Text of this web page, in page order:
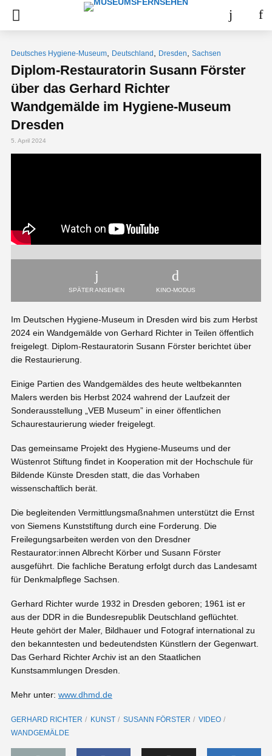
Deutsches Hygiene-Museum Deutschland Dresden Sachsen
Diplom-Restauratorin Susann Förster
über das Gerhard Richter
Wandgemälde im Hygiene-Museum
Dresden
5. April 2024
SPÄTER ANSEHEN KINO-MODUS
Im Deutschen Hygiene-Museum in Dresden wird bis zum Herbst
2024 ein Wandgemälde von Gerhard Richter in Teilen öffentlich
freigelegt. Diplom-Restauratorin Susann Förster berichtet über
die Restaurierung.
Einige Partien des Wandgemäldes des heute weltbekannten
Malers werden bis Herbst 2024 wahrend der Laufzeit der
Sonderausstellung „VEB Museum” in einer öffentlichen
Schaurestaurierung wieder freigelegt.
Das gemeinsame Projekt des Hygiene-Museums und der
Wüstenrot Stiftung findet in Kooperation mit der Hochschule für
Bildende Künste Dresden statt, die das Vorhaben
wissenschaftlich berät.
Die begleitenden Vermittlungsmaßnahmen unterstützt die Ernst
von Siemens Kunststiftung durch eine Forderung. Die
Freilegungsarbeiten werden von den Dresdner
Restaurator:innen Albrecht Körber und Susann Förster
ausgeführt. Die fachliche Beratung erfolgt durch das Landesamt
für Denkmalpflege Sachsen.
Gerhard Richter wurde 1932 in Dresden geboren; 1961 ist er
aus der DDR in die Bundesrepublik Deutschland geflüchtet.
Heute gehört der Maler, Bildhauer und Fotograf international zu
den bekanntesten und bedeutendsten Künstlern der Gegenwart.
Das Gerhard Richter Archiv ist an den Staatlichen
Kunstsammlungen Dresden.
Mehr unter: www.dhmd.de
GERHARD RICHTER KUNST SUSANN FÖRSTER
VIDEO
WANDGEMÄLDE